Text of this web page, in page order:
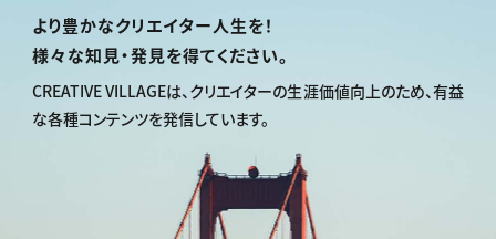
より豊かなクリエイター人生を！
様々な知見・発見を得てください。
CREATIVE VILLAGEは、クリエイターの生涯価値向上のため、有益
な各種コンテンツを発信しています。